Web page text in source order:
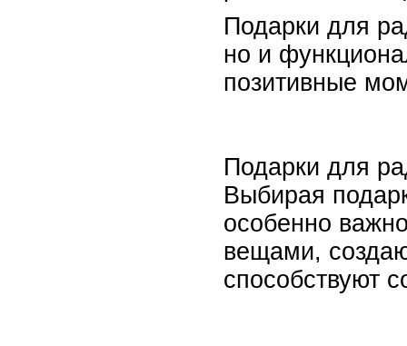
Подарки для
но и
позитивные
Подарки для
Выбирая
особенно
вещами,
способствуют